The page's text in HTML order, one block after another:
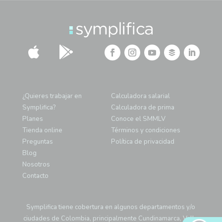
 
¿Quieres trabajar en
Symplifica?
Planes
Tienda online
Preguntas
Blog
Nosotros
Contacto
Calculadora salarial
Calculadora de prima
Conoce el SMMLV
Términos y condiciones
Política de privacidad
Symplifica tiene cobertura en algunos departamentos y/o
ciudades de Colombia, principalmente Cundinamarca, Valle